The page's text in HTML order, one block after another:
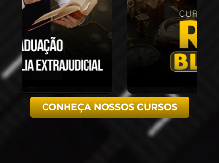
CONHEÇA NOSSOS CURSOS